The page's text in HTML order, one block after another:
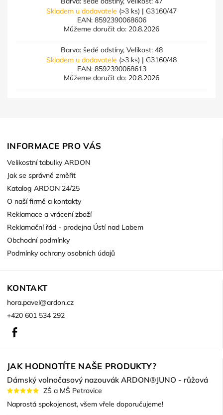
Skladem u dodavatele (>3 ks) | G3160/47
EAN: 8592390068606
Můžeme doručit do: 20.8.2026
Barva: šedé odstíny, Velikost: 48
Skladem u dodavatele (>3 ks) | G3160/48
EAN: 8592390068613
Můžeme doručit do: 20.8.2026
INFORMACE PRO VÁS
Velikostní tabulky ARDON
Jak se správně změřit
Katalog ARDON 24/25
O naší firmě a kontakty
Reklamace a vrácení zboží
Reklamační řád - prodejna Ústí nad Labem
Obchodní podmínky
Podmínky ochrany osobních údajů
KONTAKT
hora.pavel@ardon.cz
+420 601 534 292
JAK HODNOTÍTE NAŠE PRODUKTY?
Dámský volnočasový nazouvák ARDON®JUNO - růžová
ZŠ a MŠ Petrovice
Naprostá spokojenost, všem vřele doporučujeme!